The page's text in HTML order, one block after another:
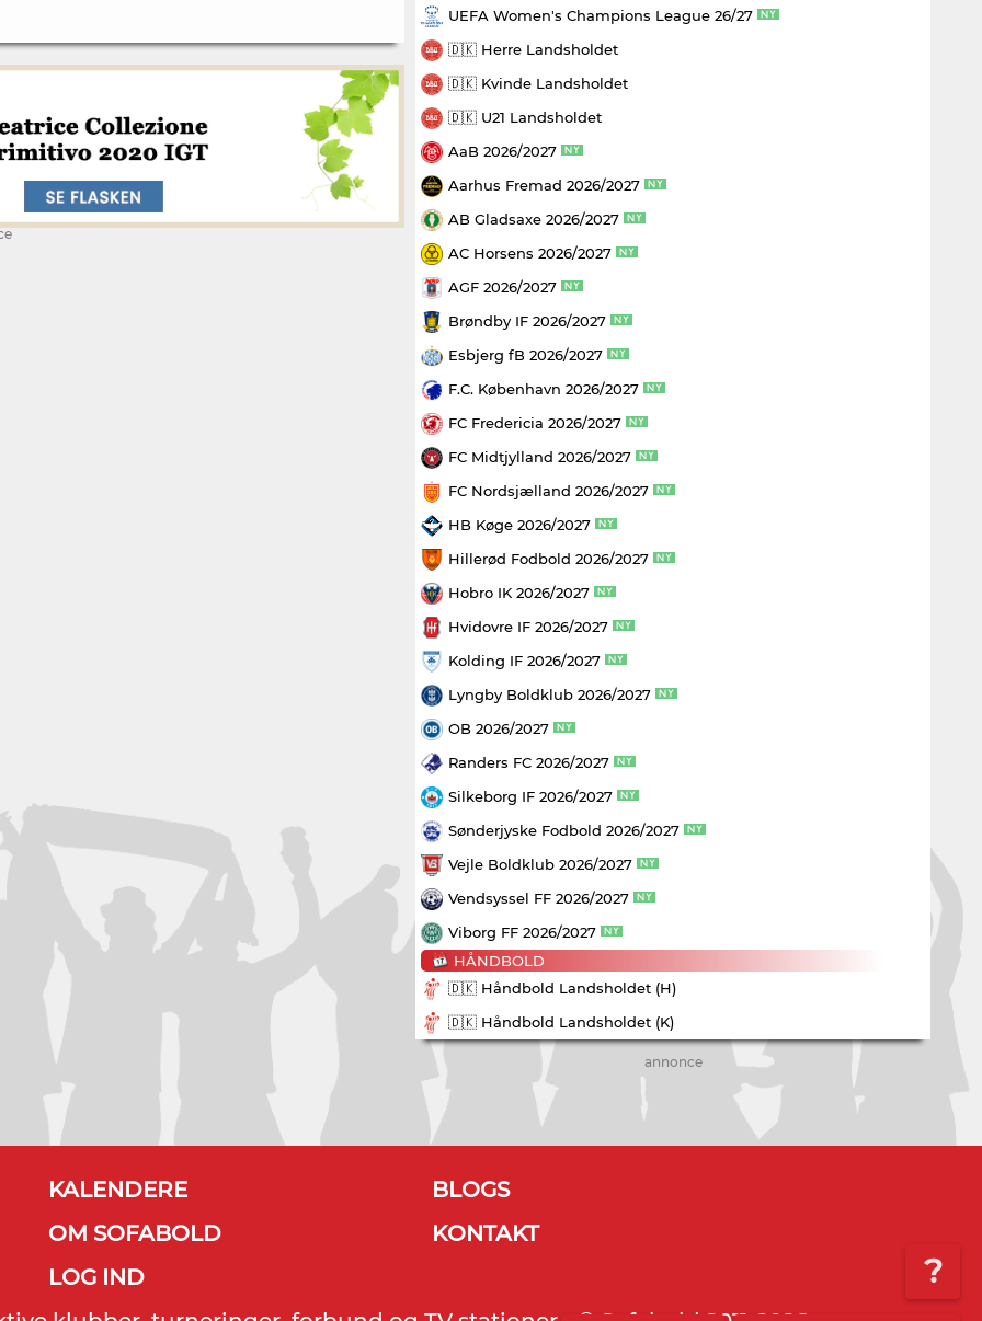
?
UEFA Women's Champions League 26/27
🇩🇰 Herre Landsholdet
🇩🇰 Kvinde Landsholdet
🇩🇰 U21 Landsholdet
AaB 2026/2027
Aarhus Fremad 2026/2027
AB Gladsaxe 2026/2027
AC Horsens 2026/2027
AGF 2026/2027
Brøndby IF 2026/2027
Esbjerg fB 2026/2027
F.C. København 2026/2027
FC Fredericia 2026/2027
FC Midtjylland 2026/2027
FC Nordsjælland 2026/2027
HB Køge 2026/2027
Hillerød Fodbold 2026/2027
Hobro IK 2026/2027
Hvidovre IF 2026/2027
Kolding IF 2026/2027
Lyngby Boldklub 2026/2027
OB 2026/2027
Randers FC 2026/2027
Silkeborg IF 2026/2027
Sønderjyske Fodbold 2026/2027
Vejle Boldklub 2026/2027
Vendsyssel FF 2026/2027
Viborg FF 2026/2027
HÅNDBOLD
🇩🇰 Håndbold Landsholdet (H)
🇩🇰 Håndbold Landsholdet (K)
annonce
KALENDERE
BLOGS
OM SOFABOLD
KONTAKT
LOG IND